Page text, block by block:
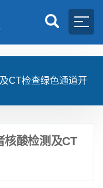
CT检查绿色通道开
核酸检测及CT